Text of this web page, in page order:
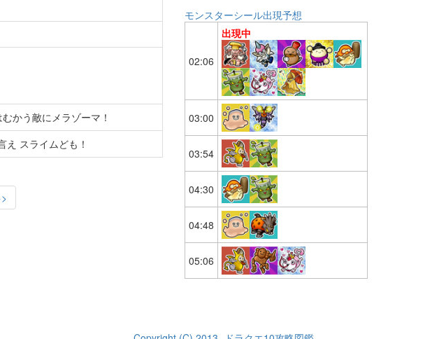
かう敵にメラゾーマ！
スライムども！
モンスターシール出現予想
02:06
出現中
03:00
03:54
04:30
04:48
05:06